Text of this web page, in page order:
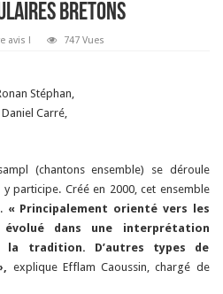
bretons
avis ! 747 Vues
(chantons ensemble) se déroule
y participe. Créé en 2000, cet ensemble
« Principalement orienté vers les
dans une interprétation
la tradition. D’autres types de
explique Efflam Caoussin, chargé de